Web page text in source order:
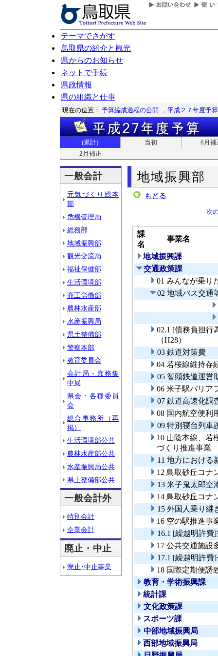
テーマでさがす
鳥取県の紹介と観光
県からのお知らせ
ネットで手続
県政情報
県の組織と仕事
現在の位置： 予算編成過程の公開 平成２７年度予算
(累計) 当初
6月補
2月補正
一般会計
元気づくり総本
部
危機管理局
総務部
地域振興部
観光交流局
福祉保健部
生活環境部
商工労働部
農林水産部
水産振興局
県土整備部
警察本部
教育委員会
会計局・庶務集
中局
県会・各種委員
会
総合事務所（再
掲）
生活環境部公共
農林水産部公共
水産振興局公共
県土整備部公共
一般会計外
特別会計
企業会計
廃止・中止
廃止･中止事業
地域振興部
もどる
次
課
名
事業名
地域振興課
交通政策課
01 みんなが乗り
02 地域バス交通
02.1 [債務負担行
（H28）
03 鉄道対策費
04 若桜線維持存
05 智頭鉄道運営
06 米子駅バリア
07 鉄道高速化調
08 国内航空便利
09 特別寝台列
10 山陰本線、若
づくり推進事
11 地方における
12 鳥取砂丘コナ
13 米子鬼太郎空
14 鳥取砂丘コナ
15 外国人乗り継
16 空の駅推進事
16.1 [繰越明許費
17 公共交通施設
17.1 [繰越明許
18 国際定期便誘
教育・学術振興課
統計課
文化政策課
スポーツ課
中部地域振興局
西部地域振興局